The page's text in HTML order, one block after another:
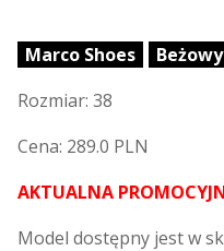
Marco Shoes Beżowy
Rozmiar: 38
Cena: 289.0 PLN
AKTUALNA
Model dostępny jest w